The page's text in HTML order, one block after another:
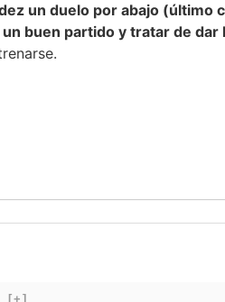
un duelo por abajo
buen partido y tratar de
[+]